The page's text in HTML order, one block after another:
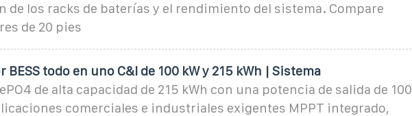
de los racks de baterías y el rendimiento del sistema. Compare
de 20 pies
BESS todo en uno C&I de 100 kW y 215 kWh | Sistema
de alta capacidad de 215 kWh con una potencia de salida de 100
comerciales e industriales exigentes MPPT integrado,